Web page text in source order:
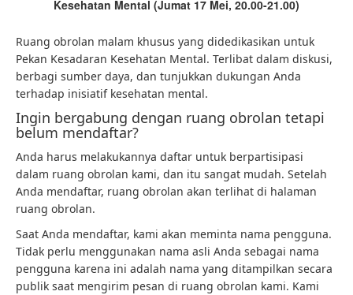
Kesehatan Mental (Jumat 17 Mei, 20.00-21.00)
Ruang obrolan malam khusus yang didedikasikan untuk
Pekan Kesadaran Kesehatan Mental. Terlibat dalam diskusi,
berbagi sumber daya, dan tunjukkan dukungan Anda
terhadap inisiatif kesehatan mental.
Ingin bergabung dengan ruang obrolan tetapi
belum mendaftar?
Anda harus melakukannya daftar untuk berpartisipasi
dalam ruang obrolan kami, dan itu sangat mudah. Setelah
Anda mendaftar, ruang obrolan akan terlihat di halaman
ruang obrolan.
Saat Anda mendaftar, kami akan meminta nama pengguna.
Tidak perlu menggunakan nama asli Anda sebagai nama
pengguna karena ini adalah nama yang ditampilkan secara
publik saat mengirim pesan di ruang obrolan kami. Kami